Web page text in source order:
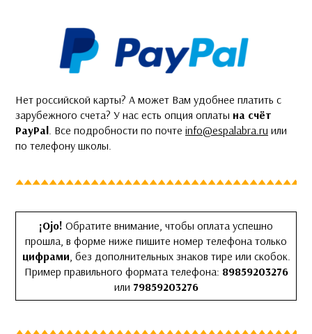
Нет российской карты? А может Вам удобнее платить с
зарубежного счета? У нас есть опция оплаты на счёт
PayPal . Все подробности по почте info@espalabra.ru или
по телефону школы.
¡Ojo! Обратите внимание, чтобы оплата успешно
прошла, в форме ниже пишите номер телефона только
цифрами , без дополнительных знаков тире или скобок.
Пример правильного формата телефона: 89859203276
или 79859203276